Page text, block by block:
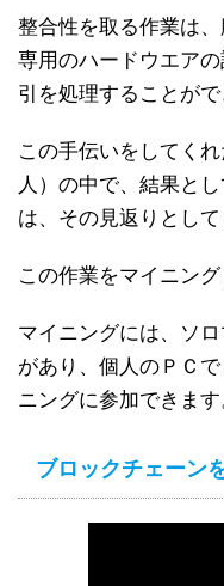
整合性を取る作業は
専用のハードウエア
引を処理することがで
この手伝いをしてく
人）の中で、結果と
は、その見返りとし
この作業をマイニング
マイニングには、ソ
があり、個人のＰＣ
ニングに参加できます
ブロックチェーン